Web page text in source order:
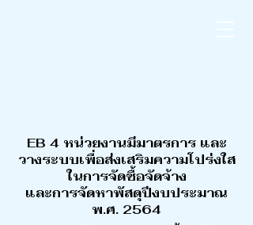
EB 4 หน่วยงานมีมาตรการ และ
วางระบบเพื่อส่งเสริมความโปร่งใส
ในการจัดซื้อจัดจ้าง
และการจัดหาพัสดุปีงบประมาณ
พ.ศ. 2564